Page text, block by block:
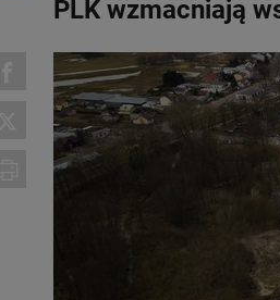
PLK wzmacniają